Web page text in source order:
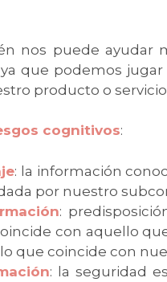
nos puede ayudar
que podemos jugar
producto o
cognitivos:
: la información
por nuestro
:
con aquello
que coincide con
: la seguridad